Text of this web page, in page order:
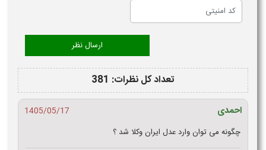
تعداد کل نظرات: 381
احمدی
1405/05/17
چگونه می توان وارد عدل ایران وکلا شد ؟